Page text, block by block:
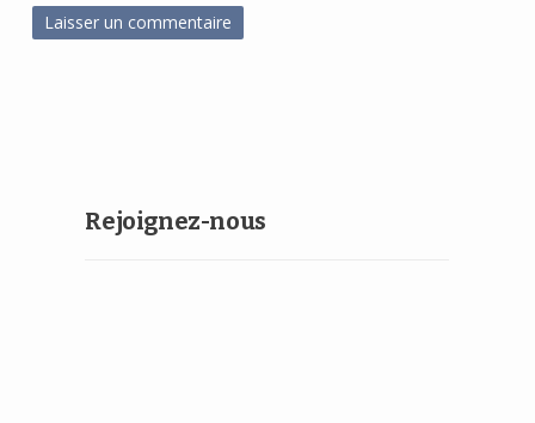
Rejoignez-nous